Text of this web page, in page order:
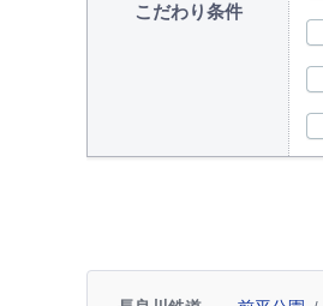
こだわり条件